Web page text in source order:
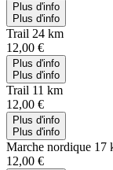
Plus d'info
Plus d'info
Trail 24 km
12,00 €
Plus d'info
Plus d'info
Trail 11 km
12,00 €
Plus d'info
Plus d'info
Marche nordique 17
12,00 €